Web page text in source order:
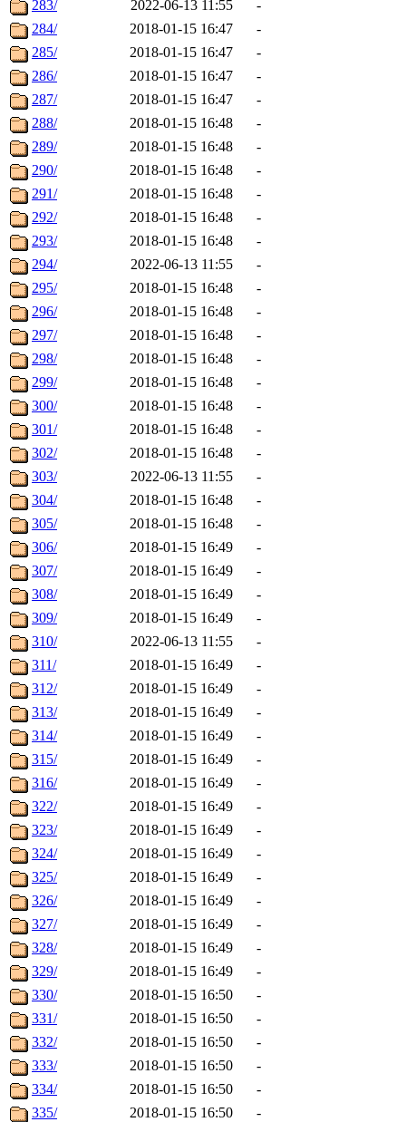
283/ 2022-06-13 11:55
-
284/
2018-01-15 16:47
-
285/
2018-01-15 16:47
-
286/
2018-01-15 16:47
-
287/
2018-01-15 16:47
-
288/
2018-01-15 16:48
-
289/
2018-01-15 16:48
-
290/
2018-01-15 16:48
-
291/
2018-01-15 16:48
-
292/
2018-01-15 16:48
-
293/
2018-01-15 16:48
-
294/
2022-06-13 11:55
-
295/
2018-01-15 16:48
-
296/
2018-01-15 16:48
-
297/
2018-01-15 16:48
-
298/
2018-01-15 16:48
-
299/
2018-01-15 16:48
-
300/
2018-01-15 16:48
-
301/
2018-01-15 16:48
-
302/
2018-01-15 16:48
-
303/
2022-06-13 11:55
-
304/
2018-01-15 16:48
-
305/
2018-01-15 16:48
-
306/
2018-01-15 16:49
-
307/
2018-01-15 16:49
-
308/
2018-01-15 16:49
-
309/
2018-01-15 16:49
-
310/
2022-06-13 11:55
-
311/
2018-01-15 16:49
-
312/
2018-01-15 16:49
-
313/
2018-01-15 16:49
-
314/
2018-01-15 16:49
-
315/
2018-01-15 16:49
-
316/
2018-01-15 16:49
-
322/
2018-01-15 16:49
-
323/
2018-01-15 16:49
-
324/
2018-01-15 16:49
-
325/
2018-01-15 16:49
-
326/
2018-01-15 16:49
-
327/
2018-01-15 16:49
-
328/
2018-01-15 16:49
-
329/
2018-01-15 16:49
-
330/
2018-01-15 16:50
-
331/
2018-01-15 16:50
-
332/
2018-01-15 16:50
-
333/
2018-01-15 16:50
-
334/
2018-01-15 16:50
-
335/
2018-01-15 16:50
-